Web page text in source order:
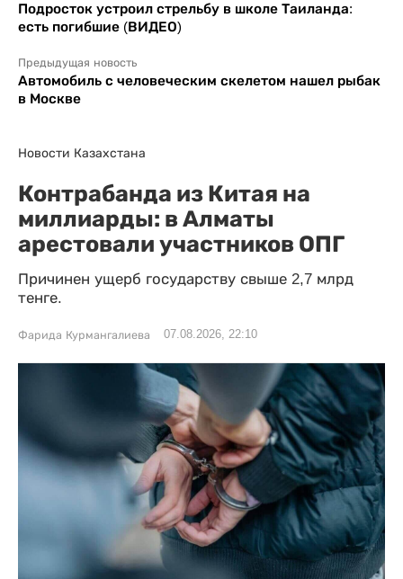
Подросток устроил стрельбу в школе Таиланда:
есть погибшие (ВИДЕО)
Предыдущая новость
Автомобиль с человеческим скелетом нашел рыбак
в Москве
Новости Казахстана
Контрабанда из Китая на
миллиарды: в Алматы
арестовали участников ОПГ
Причинен ущерб государству свыше 2,7 млрд
тенге.
Фарида Курмангалиева 07.08.2026, 22:10